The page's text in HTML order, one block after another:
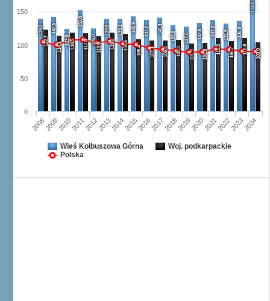
139,2
142,5
123,9
151,8
125,0
139,8 139,1 142,9 137,2 141,1
130,6 127,6 132,8 137,3 131,8 136,0
173,5
122,7
114,1 118,5 117,8 113,5 119,0 116,6 108,4 107,1 106,5 108,1 101,9 102,8 110,5 105,7 110,8 103,9
20082009201020112012201320142015201620172018201920202021202220232024
0
50
100
150
Wieś Kolbuszowa Górna
Woj. podkarpackie
Polska